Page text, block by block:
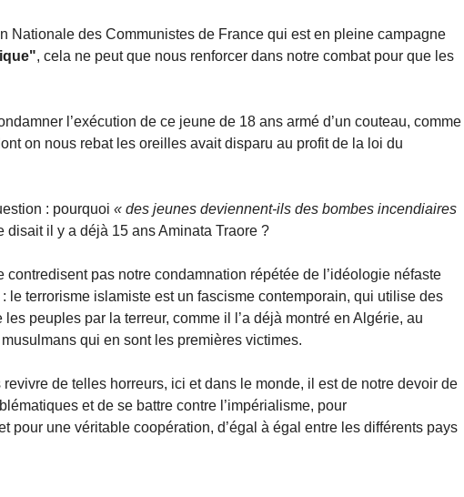
Nationale des Communistes de France qui est en pleine campagne
, cela ne peut que nous renforcer dans notre combat pour que les
l’exécution de ce jeune de 18 ans armé d’un couteau, comme
on nous rebat les oreilles avait disparu au profit de la loi du
: pourquoi « des jeunes deviennent-ils des bombes incendiaires
disait il y a déjà 15 ans Aminata Traore ?
pas notre condamnation répétée de l’idéologie néfaste
le terrorisme islamiste est un fascisme contemporain, qui utilise des
peuples par la terreur, comme il l’a déjà montré en Algérie, au
qui en sont les premières victimes.
de telles horreurs, ici et dans le monde, il est de notre devoir de
et de se battre contre l’impérialisme, pour
pour une véritable coopération, d’égal à égal entre les différents pays